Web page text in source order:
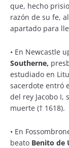
que, hecho
razón de su fe,
apartado para
• En Newcastle
Southerne,
estudiado en
sacerdote entró
del rey Jacobo I,
muerte († 1618).
• En
beato Benito de